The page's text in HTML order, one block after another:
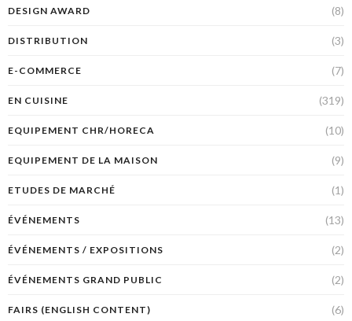
DESIGN AWARD (8)
DISTRIBUTION (3)
E-COMMERCE (7)
EN CUISINE (319)
EQUIPEMENT CHR/HORECA (10)
EQUIPEMENT DE LA MAISON (9)
ETUDES DE MARCHÉ (1)
ÉVÉNEMENTS (13)
ÉVÉNEMENTS / EXPOSITIONS (2)
ÉVÉNEMENTS GRAND PUBLIC (2)
FAIRS (ENGLISH CONTENT) (6)